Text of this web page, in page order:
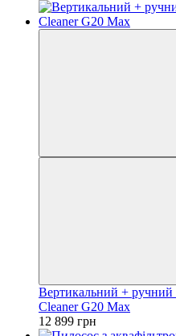
Вертикальний +
Cleaner G20 Max
12 899 грн